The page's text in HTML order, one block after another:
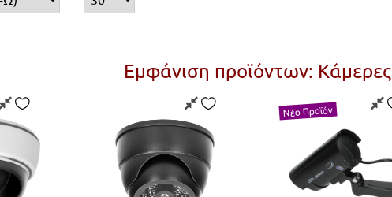
Εμφάνιση προϊόντων: Κάμερες
Νέο Προϊόν